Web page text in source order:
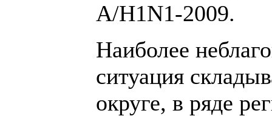
А/H1N1-2009.
Наиболее
ситуация
округе, в ряде